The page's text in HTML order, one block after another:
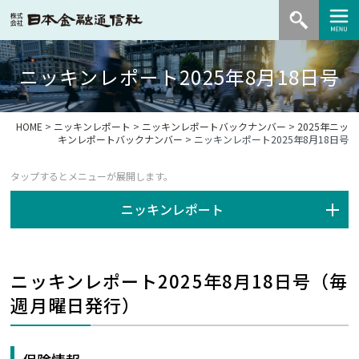
ニッキンレポート2025年8月18日号
HOME > ニッキンレポート > ニッキンレポートバックナンバー > 2025年ニッ
キンレポートバックナンバー > ニッキンレポート2025年8月18日号
ニッキンレポート
ニッキンレポート2025年8月18日号（毎
週月曜日発行）